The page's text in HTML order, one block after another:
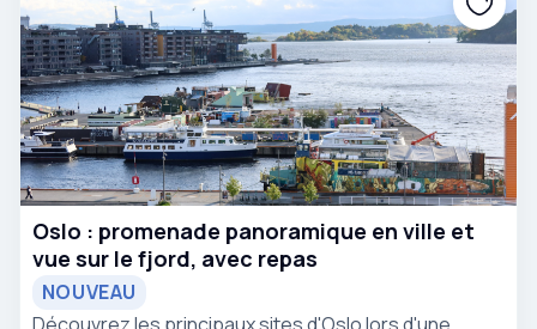
Oslo : promenade panoramique en ville et
vue sur le fjord, avec repas
NOUVEAU